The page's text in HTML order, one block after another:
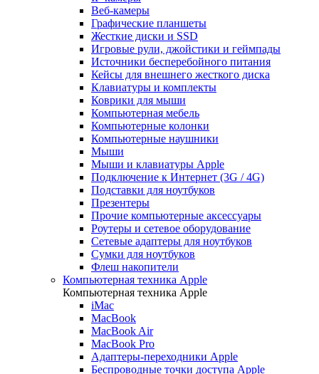
Веб-камеры
Графические планшеты
Жесткие диски и SSD
Игровые рули, джойстики и геймпады
Источники бесперебойного питания
Кейсы для внешнего жесткого диска
Клавиатуры и комплекты
Коврики для мыши
Компьютерная мебель
Компьютерные колонки
Компьютерные наушники
Мыши
Мыши и клавиатуры Apple
Подключение к Интернет (3G / 4G)
Подставки для ноутбуков
Презентеры
Прочие компьютерные аксессуары
Роутеры и сетевое оборудование
Сетевые адаптеры для ноутбуков
Сумки для ноутбуков
Флеш накопители
Компьютерная техника Apple
Компьютерная техника Apple
iMac
MacBook
MacBook Air
MacBook Pro
Адаптеры-переходники Apple
Беспроводные точки доступа Apple